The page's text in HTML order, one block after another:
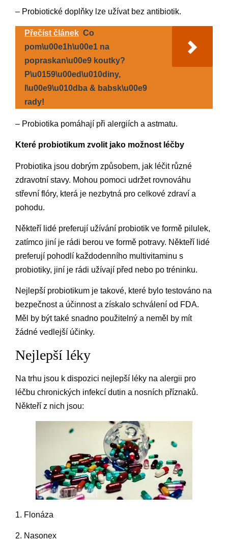
– Probiotické doplňky lze užívat bez antibiotik.
Přečíst článek Co
pom\u00e1h\u00e1 na
popraskan\u00e9 koutky?
P\u0159\u00ed\u010diny,
l\u00e9\u010dba & babsk\u00e9
rady!
– Probiotika pomáhají při alergiích a astmatu.
Které probiotikum zvolit jako možnost léčby
Probiotika jsou dobrým způsobem, jak léčit různé
zdravotní stavy. Mohou pomoci udržet rovnováhu
střevní flóry, která je nezbytná pro celkové zdraví a
pohodu.
Někteří lidé preferují užívání probiotik ve formě pilulek,
zatímco jiní je rádi berou ve formě potravy. Někteří lidé
preferují pohodlí každodenního multivitaminu s
probiotiky, jiní je rádi užívají před nebo po tréninku.
Nejlepší probiotikum je takové, které bylo testováno na
bezpečnost a účinnost a získalo schválení od FDA.
Měl by být také snadno použitelný a neměl by mít
žádné vedlejší účinky.
Nejlepší léky
Na trhu jsou k dispozici nejlepší léky na alergii pro
léčbu chronických infekcí dutin a nosních příznaků.
Někteří z nich jsou:
1. Flonáza
2. Nasonex